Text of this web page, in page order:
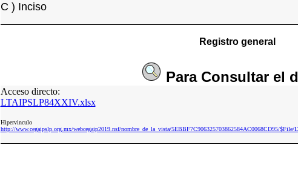
C ) Inciso
Registro general
Para Consultarel
Acceso directo:
LTAIPSLP84XXIV.xlsx
Hipervinculo
http://www.cegaipslp.org.mx/webcegaip2019.nsf/nombre_de_la_vista/5EBBF7C906325703862584AC0068CD95/